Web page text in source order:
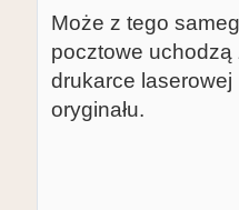
Może z tego
pocztowe uchodzą
drukarce laserowej
oryginału.